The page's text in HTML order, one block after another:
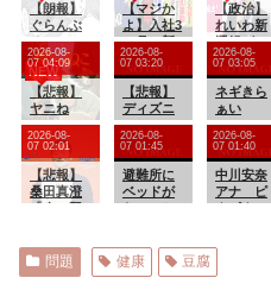
【朗報】
ぐらんぶ
るのヒロ
イン、デ
レる
【マジか
よ】入社3
ヶ月の新
人が労基
を連れて
来て「90
連勤させ
られまし
た」「労
働基準法
違反で
す」→俺
【政治】
れいわ新
選組が
「いのち
の党」に
党名変更
【悲報】
ヤニね
こ、BPO
で問題視
される
NEW
2026-08-
07 04:09
【悲報】
ディズニ
ーと
USJ、JK
のダンス
会場にな
ってしま
2026-08-
07 03:20
ネギきら
ぁい
2026-08-
07 03:05
【悲報】
桑田真澄
ボールば
っか」
2026-08-
07 02:01
避難所に
ベッドが
た左派、
実際に避
2026-08-
07 01:45
中川安奈
アナ ピ
【GIF動画
2026-08-
07 01:40
問題 健康 豆腐